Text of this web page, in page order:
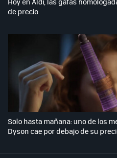
de precio
Solo hasta mañana: uno de los
Dyson cae por debajo de su